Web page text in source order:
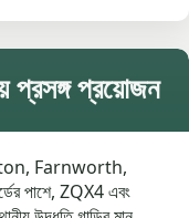
প্রয়োজন
Farnworth,
পাশে, ZQX4 এবং